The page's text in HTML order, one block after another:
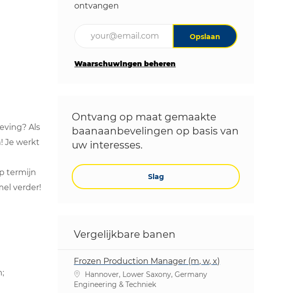
Als
Je werkt
termijn
verder!
ontvangen
Opslaan
Waarschuwingen beheren
Ontvang op maat gemaakte
baanaanbevelingen op basis van
uw interesses.
Slag
Vergelijkbare banen
Frozen Production Manager (m, w, x)
PlaatsHannover, Lower Saxony, Germany
Categorie
Engineering & Techniek